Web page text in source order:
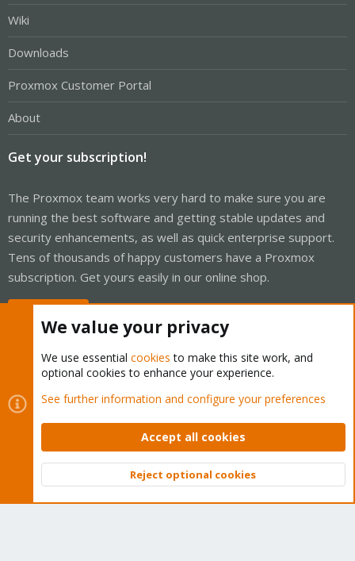
Wiki
Downloads
Proxmox Customer Portal
About
Get your subscription!
The Proxmox team works very hard to make sure you are
running the best software and getting stable updates and
security enhancements, as well as quick enterprise support.
Tens of thousands of happy customers have a Proxmox
subscription. Get yours easily in our online shop.
Cookies
Proxmox Support Forum - Light Mode
Contact us
Terms and rules Privacy policy Help Home
Community platform by XenForo © 2010-2026 XenForo Ltd.
Top
We value your privacy
We use essential cookies to make this site work, and
optional cookies to enhance your experience.
See further information and configure your preferences
Accept all cookies
Reject optional cookies